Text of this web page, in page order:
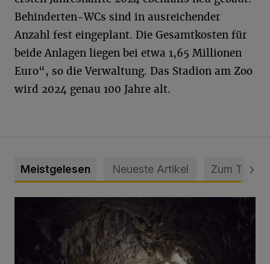
Behinderten-WCs sind in ausreichender
Anzahl fest eingeplant. Die Gesamtkosten für
beide Anlagen liegen bei etwa 1,65 Millionen
Euro“, so die Verwaltung. Das Stadion am Zoo
wird 2024 genau 100 Jahre alt.
Meistgelesen Neueste Artikel Zum Thema